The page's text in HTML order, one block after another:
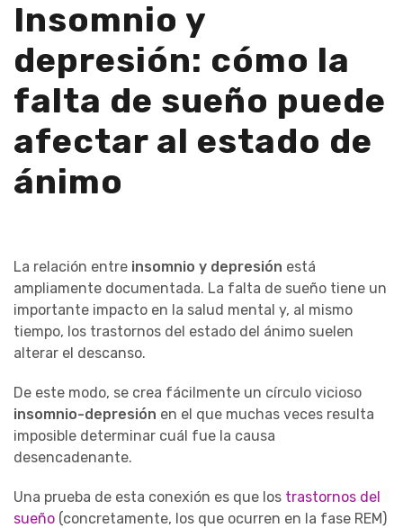
Insomnio y
depresión: cómo la
falta de sueño puede
afectar al estado de
ánimo
La relación entre insomnio y depresión está
ampliamente documentada. La falta de sueño tiene un
importante impacto en la salud mental y, al mismo
tiempo, los trastornos del estado del ánimo suelen
alterar el descanso.
De este modo, se crea fácilmente un círculo vicioso
insomnio-depresión en el que muchas veces resulta
imposible determinar cuál fue la causa
desencadenante.
Una prueba de esta conexión es que los trastornos del
sueño (concretamente, los que ocurren en la fase REM)